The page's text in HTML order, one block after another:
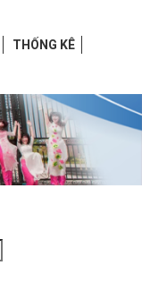
THỐNG KÊ